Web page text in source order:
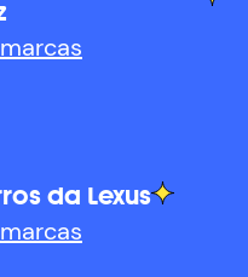
da Lexus